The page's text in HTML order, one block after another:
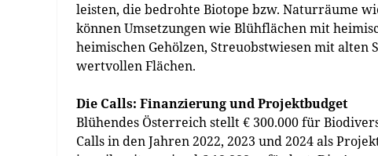
leisten, die bedrohte Biotope bzw. Naturräume
können Umsetzungen wie Blühflächen mit
heimischen Gehölzen, Streuobstwiesen mit
wertvollen Flächen.
Die Calls: Finanzierung und Projektbudget
Blühendes Österreich stellt € 300.000 für
Calls in den Jahren 2022, 2023 und 2024 als